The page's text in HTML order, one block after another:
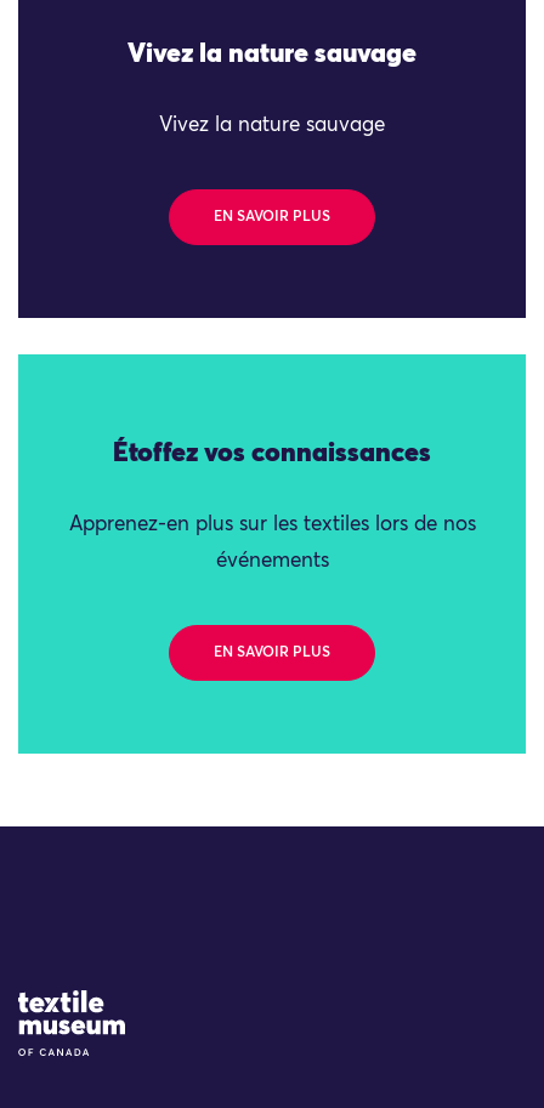
Vivez la nature sauvage
Vivez la nature sauvage
EN SAVOIR PLUS
Étoffez vos connaissances
Apprenez-en plus sur les textiles lors de nos
événements
EN SAVOIR PLUS
Site Logo